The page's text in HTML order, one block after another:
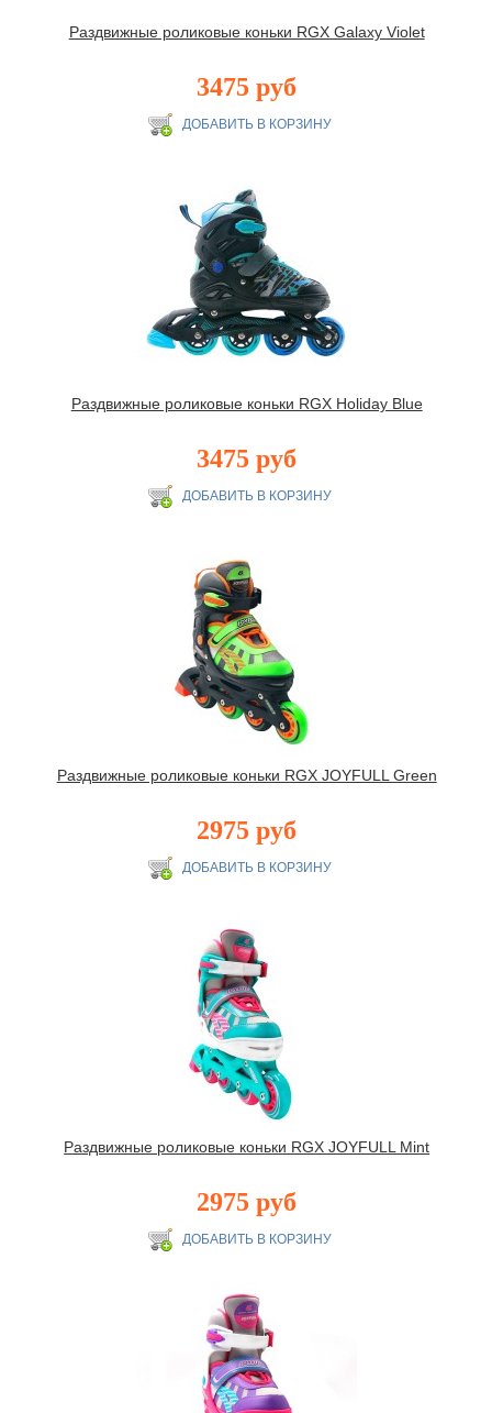
Раздвижные роликовые коньки RGX Galaxy Violet
3475 руб
Раздвижные роликовые коньки RGX Holiday Blue
3475 руб
Раздвижные роликовые коньки RGX JOYFULL Green
2975 руб
Раздвижные роликовые коньки RGX JOYFULL Mint
2975 руб